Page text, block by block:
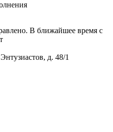
В ближайшее время с
д. 48/1